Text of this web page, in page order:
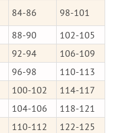
84-86
98-101
88-90
102-105
92-94
106-109
96-98
110-113
100-102
114-117
104-106
118-121
110-112
122-125